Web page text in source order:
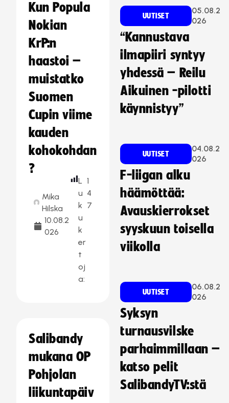
Kun Popula
Nokian
KrP:n
haastoi –
muistatko
Suomen
Cupin viime
kauden
kohokohdan
?
Mika
Hilska
10.08.2
026
L
u
k
u
k
er
t
oj
a:
1
4
7
Salibandy
mukana OP
Pohjolan
liikuntapäiv
UUTISET
05.08.2
026
“Kannustava
ilmapiiri syntyy
yhdessä – Reilu
Aikuinen -pilotti
käynnistyy”
UUTISET
04.08.2
026
F-liigan alku
häämöttää:
Avauskierrokset
syyskuun toisella
viikolla
UUTISET
06.08.2
026
Syksyn
turnausvilske
parhaimmillaan –
katso pelit
SalibandyTV:stä